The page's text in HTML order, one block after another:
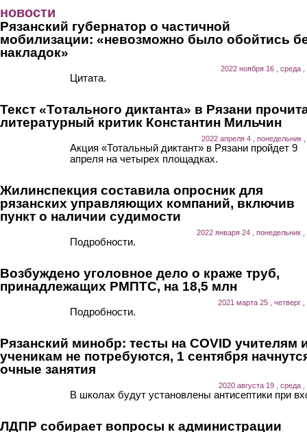
новости
Рязанский губернатор о частичной
мобилизации: «невозможно было обойтись
накладок»
2022 ноября 16 , среда ,
Цитата.
Текст «Тотального диктанта» в Рязани
литературный критик Константин Мильчин
2022 апреля 4 , понедельник ,
Акция «Тотальный диктант» в Рязани пройдет 9
апреля на четырех площадках.
Жилинспекция составила опросник для
рязанских управляющих компаний, включив
пункт о наличии судимости
2022 января 24 , понедельник ,
Подробности.
Возбуждено уголовное дело о краже труб,
принадлежащих РМПТС, на 18,5 млн
2021 марта 25 , четверг ,
Подробности.
Рязанский минобр: тесты на COVID учителям
ученикам не потребуются, 1 сентября
очные занятия
2020 августа 19 , среда ,
В школах будут установлены антисептики при
ЛДПР собирает вопросы к администрации